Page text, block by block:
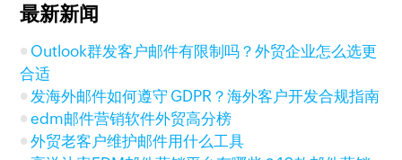
最新新闻
Outlook群发客户邮件有限制吗？外贸企业怎么选更
合适
发海外邮件如何遵守 GDPR？海外客户开发合规指南
edm邮件营销软件外贸高分榜
外贸老客户维护邮件用什么工具